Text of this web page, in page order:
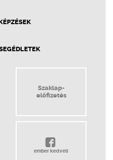
Szaklap-
előfizetés
ember kedveli